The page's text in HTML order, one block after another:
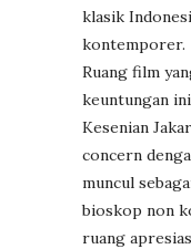
klasik
kontemporer.
Ruang film
keuntungan
Kesenian
concern
muncul
bioskop non
ruang